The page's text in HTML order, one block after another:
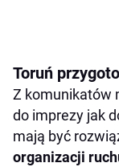
Toruń
Z komunikatów
do imprezy jak
mają być
organizacji